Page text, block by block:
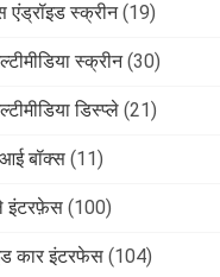
स्क्रीन (19)
स्क्रीन (30)
डिस्प्ले (21)
बॉक्स (11)
इंटरफ़ेस (100)
कार इंटरफेस (104)